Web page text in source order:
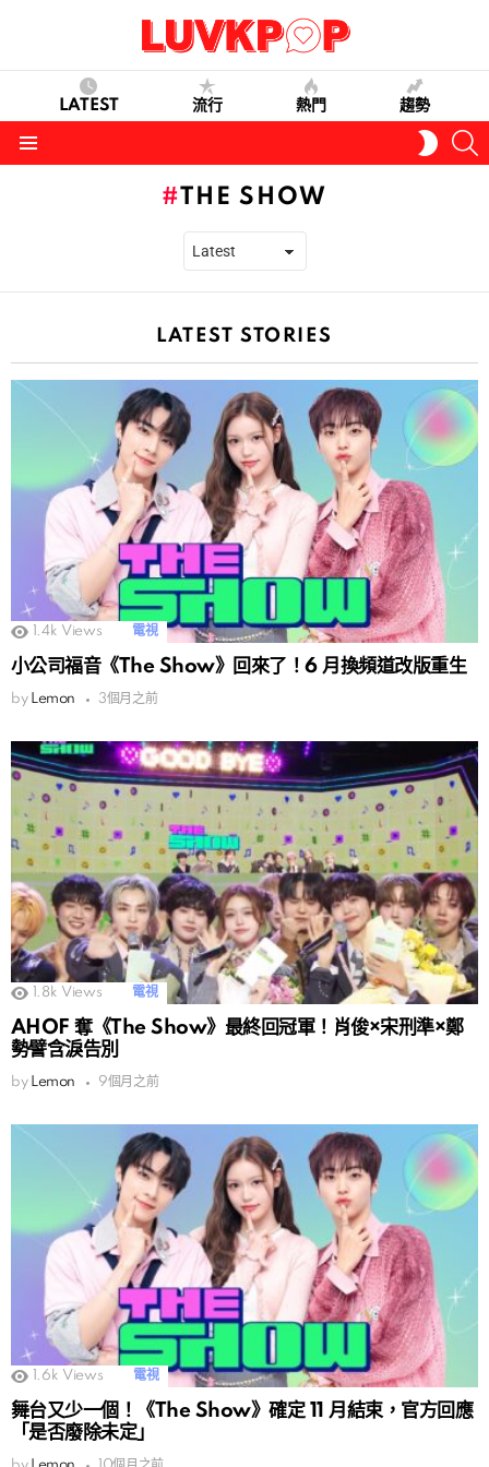
LATEST 流行 熱門 趨勢
SKIN
THE SHOW
LATEST STORIES
1.4k Views 電視
小公司福音《The Show》回來了！6 月換頻道改版重生
by Lemon 3個月之前
1.8k Views 電視
AHOF 奪《The Show》最終回冠軍！肖俊×宋刑準×鄭
勢譬含淚告別
by Lemon 9個月之前
1.6k Views 電視
舞台又少一個！《The Show》確定 11 月結束，官方回應
「是否廢除未定」